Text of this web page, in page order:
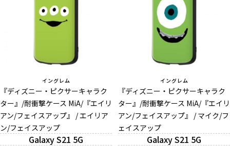
イングレム
『ディズニー・ピクサーキャラク
ター』/耐衝撃ケース MiA/『エイリ
アン/フェイスアップ』 / エイリア
ン/フェイスアップ
Galaxy S21 5G
イングレム
『ディズニー・ピクサーキャラク
ター』/耐衝撃ケース MiA/『エイリ
アン/フェイスアップ』 / マイク/フ
ェイスアップ
Galaxy S21 5G